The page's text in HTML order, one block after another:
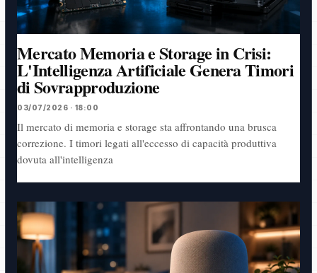
Mercato Memoria e Storage in Crisi:
L'Intelligenza Artificiale Genera Timori
di Sovrapproduzione
03/07/2026 · 18:00
Il mercato di memoria e storage sta affrontando una brusca
correzione. I timori legati all'eccesso di capacità produttiva
dovuta all'intelligenza